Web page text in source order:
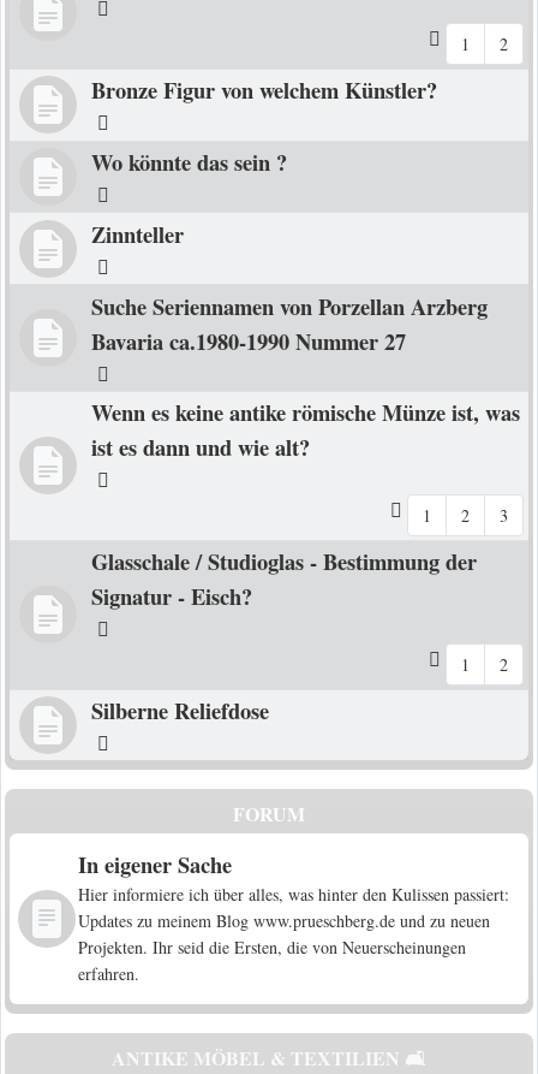
1 2
Bronze Figur von welchem Künstler?
Wo könnte das sein ?
Zinnteller
Suche Seriennamen von Porzellan Arzberg
Bavaria ca.1980-1990 Nummer 27
Wenn es keine antike römische Münze ist, was
ist es dann und wie alt?
1 2 3
Glasschale / Studioglas - Bestimmung der
Signatur - Eisch?
1 2
Silberne Reliefdose
FORUM
In eigener Sache
Hier informiere ich über alles, was hinter den Kulissen passiert:
Updates zu meinem Blog www.prueschberg.de und zu neuen
Projekten. Ihr seid die Ersten, die von Neuerscheinungen
erfahren.
ANTIKE MÖBEL & TEXTILIEN 🛋️